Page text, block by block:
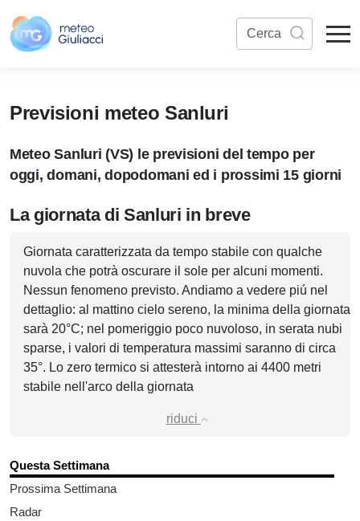
Previsioni meteo Sanluri
Meteo Sanluri (VS) le previsioni del tempo per
oggi, domani, dopodomani ed i prossimi 15 giorni
La giornata di Sanluri in breve
Giornata caratterizzata da tempo stabile con qualche
nuvola che potrà oscurare il sole per alcuni momenti.
Nessun fenomeno previsto. Andiamo a vedere piú nel
dettaglio: al mattino cielo sereno, la minima della giornata
sarà 20°C; nel pomeriggio poco nuvoloso, in serata nubi
sparse, i valori di temperatura massimi saranno di circa
35°. Lo zero termico si attesterà intorno ai 4400 metri
stabile nell'arco della giornata
riduci
Questa Settimana
Prossima Settimana
Radar